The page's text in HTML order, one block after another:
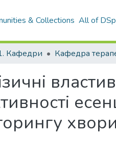
& Collections All of
Кафедри